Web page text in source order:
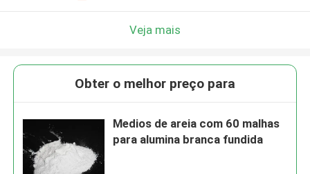
Veja mais
Obter o melhor preço para
Medios de areia com 60 malhas
para alumina branca fundida